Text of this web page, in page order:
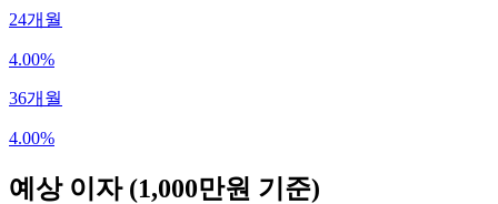
24개월
4.00%
36개월
4.00%
예상 이자 (1,000만원 기준)